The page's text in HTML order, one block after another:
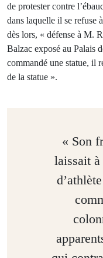
de protester contre
dans laquelle il se refuse
dès lors, « défense à M.
Balzac exposé au Palais
commandé une statue, il
de la statue ».
« Son
laissait